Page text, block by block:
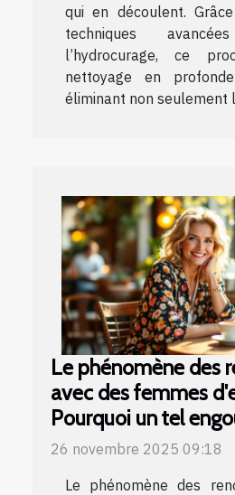
qui en découlent.
techniques
l’hydrocurage, ce
nettoyage en
éliminant non seulement
Le phénomène des
avec des femmes
Pourquoi un tel
26 novembre 2025 09:18
Le phénomène des